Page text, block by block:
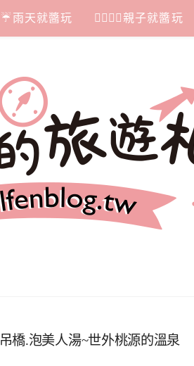
☔雨天就醬玩 👩‍❤‍💋‍👨親子就醬玩
橋.泡美人湯~世外桃源的溫泉